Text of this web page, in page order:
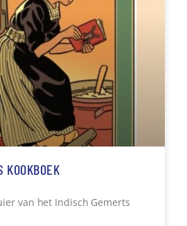
KOOKBOEK
van het Indisch Gemerts